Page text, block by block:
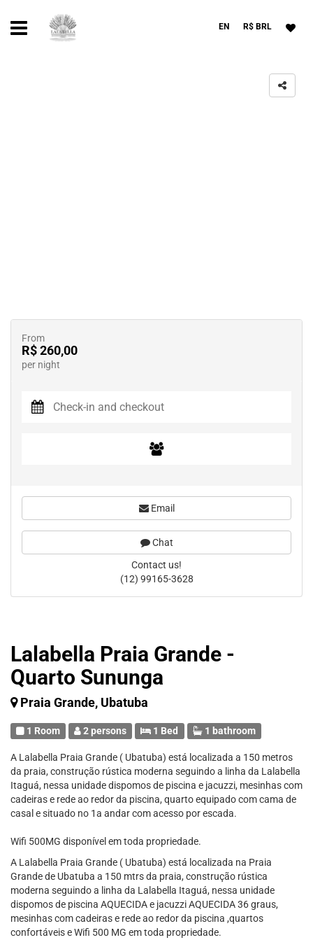
EN R$ BRL
Lalabella Praia Grande -
Quarto Sununga
Praia Grande, Ubatuba
1 Room 2 persons 1 Bed 1 bathroom
A Lalabella Praia Grande ( Ubatuba) está localizada a 150 metros
da praia, construção rústica moderna seguindo a linha da Lalabella
Itaguá, nessa unidade dispomos de piscina e jacuzzi, mesinhas com
cadeiras e rede ao redor da piscina, quarto equipado com cama de
casal e situado no 1a andar com acesso por escada.
Wifi 500MG disponível em toda propriedade.
A Lalabella Praia Grande ( Ubatuba) está localizada na Praia
Grande de Ubatuba a 150 mtrs da praia, construção rústica
moderna seguindo a linha da Lalabella Itaguá, nessa unidade
dispomos de piscina AQUECIDA e jacuzzi AQUECIDA 36 graus,
mesinhas com cadeiras e rede ao redor da piscina ,quartos
confortáveis e Wifi 500 MG em toda propriedade.
From
R$ 260,00
per night
Email
Chat
Contact us!
(12) 99165-3628